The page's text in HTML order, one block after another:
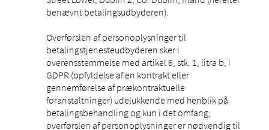
benævnt betalingsudbyderen).
Overførslen af ​​personoplysninger til
betalingstjenesteudbyderen sker i
overensstemmelse med artikel 6, stk. 1, litra b, i
GDPR (opfyldelse af en kontrakt eller
gennemførelse af prækontraktuelle
foranstaltninger) udelukkende med henblik på
betalingsbehandling og kun i det omfang,
overførslen af ​​personoplysninger er nødvendig til